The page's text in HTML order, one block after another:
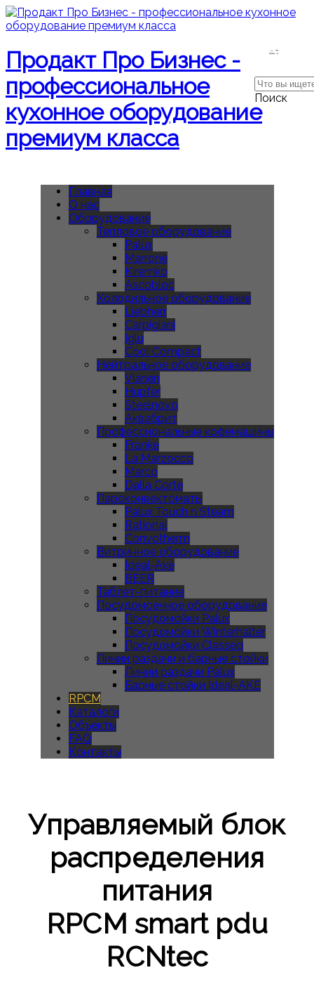
Продакт Про Бизнес -
профессиональное
кухонное оборудование
премиум класса
Главная
О нас
Оборудование
Тепловое оборудование
Palux
Marrone
Kiremko
Ascobloc
Холодильное оборудование
Liebherr
Carpigiani
Iglu
Cool Compact
Нейтральное оборудование
Vianen
Hupfer
Steelnovo
Аквабрит
Профессиональные кофемашины
Franke
La Marzocco
Marco
Dalla Corte
Пароконвектоматы
Palux Touch n Steam
Rational
Convotherm
Витринное оборудование
Ideal-Ake
BEER
Таблет-питание
Посудомоечное оборудование
Посудомойки Palux
Посудомойки Winterhalter
Посудомойки Classeq
Линии раздачи и барные стойки
Линии раздачи Palux
Барные стойки Ideal-AKE
RPCM
Каталоги
Объекты
FAQ
Контакты
Поиск
Поиск
Управляемый блок
распределения
питания
RPCM smart pdu
RCNtec